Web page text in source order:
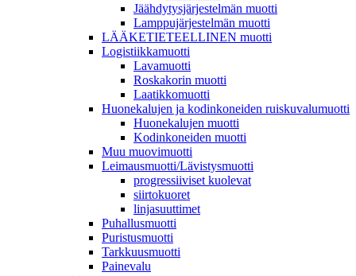
Jäähdytysjärjestelmän muotti
Lamppujärjestelmän muotti
LÄÄKETIETEELLINEN muotti
Logistiikkamuotti
Lavamuotti
Roskakorin muotti
Laatikkomuotti
Huonekalujen ja kodinkoneiden ruiskuvalumuotti
Huonekalujen muotti
Kodinkoneiden muotti
Muu muovimuotti
Leimausmuotti/Lävistysmuotti
progressiiviset kuolevat
siirtokuoret
linjasuuttimet
Puhallusmuotti
Puristusmuotti
Tarkkuusmuotti
Painevalu